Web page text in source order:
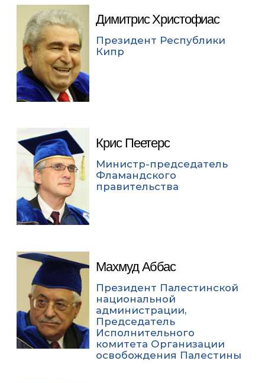
Димитрис Христофиас
Президент Республики
Кипр
Крис Пеетерс
Министр-председатель
Фламандского
правительства
Махмуд Аббас
Президент Палестинской
национальной
администрации,
Председатель
Исполнительного
комитета Организации
освобождения Палестины